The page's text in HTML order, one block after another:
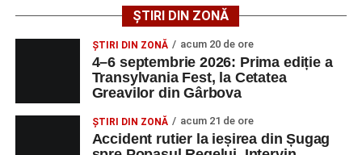
strada Dorobanți din Sebeș
Accident pe strada Dorobanți din Sebeș: fermeie
de 66 de ani rănită grav, după ce a fost lovită de o
motocicletă
4–6 septembrie 2026: Prima ediție a Transylvania
Fest, la Cetatea Greavilor din Gârbova
ȘTIRI DIN ZONĂ
ȘTIRI DIN ZONĂ acum 20 de ore
4–6 septembrie 2026: Prima ediție a
Transylvania Fest, la Cetatea
Greavilor din Gârbova
ȘTIRI DIN ZONĂ acum 21 de ore
Accident rutier la ieșirea din Șugag